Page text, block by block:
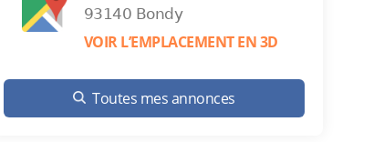
93140 Bondy
VOIR L’EMPLACEMENT EN 3D
Toutes mes annonces